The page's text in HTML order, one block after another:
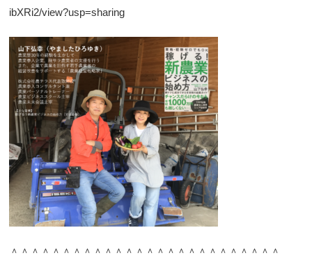
ibXRi2/view?usp=sharing
＾＾＾＾＾＾＾＾＾＾＾＾＾＾＾＾＾＾＾＾＾＾＾＾＾＾